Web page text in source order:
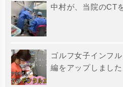
中村が、当院のCT
ゴルフ女子インフ
編をアップしました